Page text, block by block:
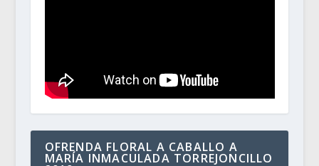
OFRENDA FLORAL A CABALLO A
MARÍA INMACULADA TORREJONCILLO